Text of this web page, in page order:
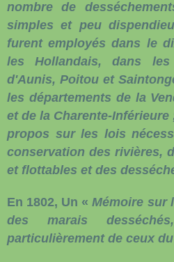
nombre de
simples et peu
furent employés dans le
les Hollandais, dans les
d'Aunis, Poitou et
les départements de la
et de la Charente-
propos sur les lois
conservation des rivières,
et flottables et des
En 1802, Un «Mémoire sur
des marais
particulièrement de ceux